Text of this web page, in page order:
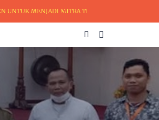
MENJADI MITRA TERPERCAYA DALAM